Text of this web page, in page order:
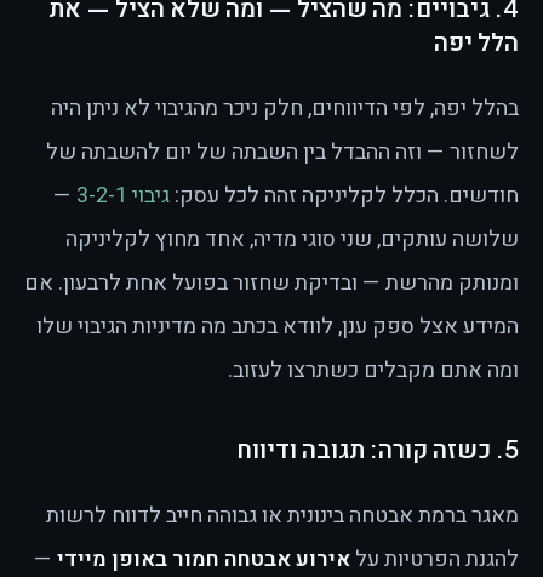
4. גיבויים: מה שהציל — ומה שלא הציל — את
הלל יפה
בהלל יפה, לפי הדיווחים, חלק ניכר מהגיבוי לא ניתן היה
לשחזור — וזה ההבדל בין השבתה של יום להשבתה של
חודשים. הכלל לקליניקה זהה לכל עסק:גיבוי 3-2-1
—
שלושה עותקים, שני סוגי מדיה, אחד מחוץ לקליניקה
ומנותק מהרשת — ובדיקת שחזור בפועל אחת לרבעון. אם
המידע אצל ספק ענן, לוודא בכתב מה מדיניות הגיבוי שלו
ומה אתם מקבלים כשתרצו לעזוב.
5. כשזה קורה: תגובה ודיווח
מאגר ברמת אבטחה בינונית או גבוהה חייב לדווח לרשות
להגנת הפרטיות עלאירוע אבטחה חמור באופן מיידי —